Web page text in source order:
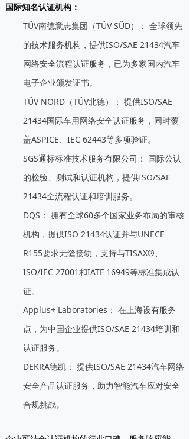
国际知名认证机构：
TÜV南德意志集团（TÜV SÜD）： 全球领先
的技术服务机构，提供ISO/SAE 21434汽车
网络安全流程认证服务，已为多家国内汽车
电子企业颁发证书。
TÜV NORD（TÜV北德）： 提供ISO/SAE
21434国际车用网络安全认证服务，同时覆
盖ASPICE、IEC 62443等多项验证。
SGS通标标准技术服务有限公司： 国际公认
的检验、测试和认证机构，提供ISO/SAE
21434全流程认证和培训服务。
DQS： 拥有全球60多个国家业务布局的审核
机构，提供ISO 21434认证并与UNECE
R155要求无缝接轨，支持与TISAX®、
ISO/IEC 27001和IATF 16949等标准集成认
证。
Applus+ Laboratories： 在上海设有服务
点，为中国企业提供ISO/SAE 21434培训和
认证服务。
DEKRA德凯： 提供ISO/SAE 21434汽车网络
安全产品认证服务，助力智能汽车应对安全
合规挑战。